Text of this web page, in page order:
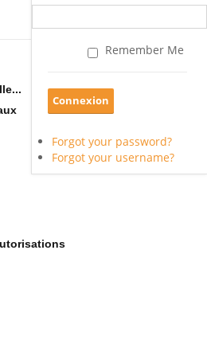
Remember Me
Forgot your password?
Forgot your username?